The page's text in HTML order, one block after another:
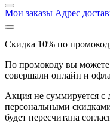
Мои заказы Адрес
Скидка 10% по
По промокоду вы можете
совершали онлайн и
Акция не суммируется
персональными
будет пересчитана